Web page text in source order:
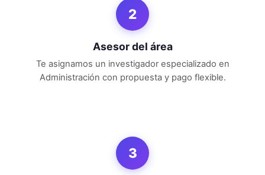
2
Asesor del área
Te asignamos un investigador especializado en
Administración con propuesta y pago flexible.
3